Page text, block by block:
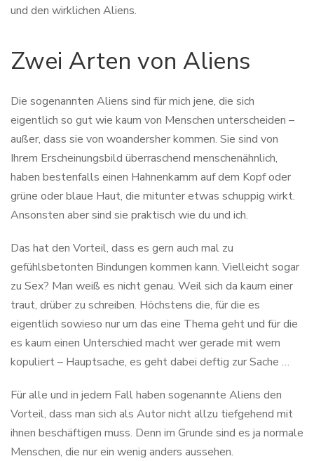
und den wirklichen Aliens.
Zwei Arten von Aliens
Die sogenannten Aliens sind für mich jene, die sich
eigentlich so gut wie kaum von Menschen unterscheiden –
außer, dass sie von woandersher kommen. Sie sind von
Ihrem Erscheinungsbild überraschend menschenähnlich,
haben bestenfalls einen Hahnenkamm auf dem Kopf oder
grüne oder blaue Haut, die mitunter etwas schuppig wirkt.
Ansonsten aber sind sie praktisch wie du und ich.
Das hat den Vorteil, dass es gern auch mal zu
gefühlsbetonten Bindungen kommen kann. Vielleicht sogar
zu Sex? Man weiß es nicht genau. Weil sich da kaum einer
traut, drüber zu schreiben. Höchstens die, für die es
eigentlich sowieso nur um das eine Thema geht und für die
es kaum einen Unterschied macht wer gerade mit wem
kopuliert – Hauptsache, es geht dabei deftig zur Sache …
Für alle und in jedem Fall haben sogenannte Aliens den
Vorteil, dass man sich als Autor nicht allzu tiefgehend mit
ihnen beschäftigen muss. Denn im Grunde sind es ja normale
Menschen, die nur ein wenig anders aussehen.